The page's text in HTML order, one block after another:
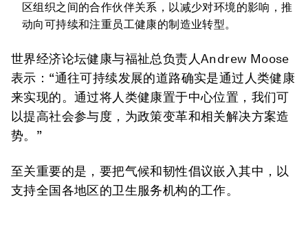
区组织之间的合作伙伴关系，以减少对环境的影响，推
动向可持续和注重员工健康的制造业转型。
世界经济论坛健康与福祉总负责人Andrew Moose
表示：“通往可持续发展的道路确实是通过人类健康
来实现的。通过将人类健康置于中心位置，我们可
以提高社会参与度，为政策变革和相关解决方案造
势。”
至关重要的是，要把气候和韧性倡议嵌入其中，以
支持全国各地区的卫生服务机构的工作。